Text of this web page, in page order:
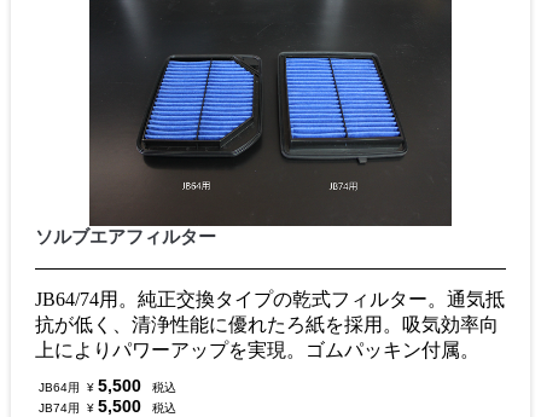
ソルブエアフィルター
JB64/74用。純正交換タイプの乾式フィルター。通気抵
抗が低く、清浄性能に優れたろ紙を採用。吸気効率向
上によりパワーアップを実現。ゴムパッキン付属。
JB64用 ¥ 5,500
税込
JB74用
¥ 5,500 税込